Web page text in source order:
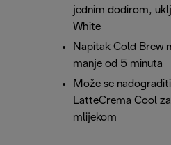
jednim dodirom,
White
Napitak Cold Brew
manje od 5 minuta
Može se
LatteCrema Cool
mlijekom